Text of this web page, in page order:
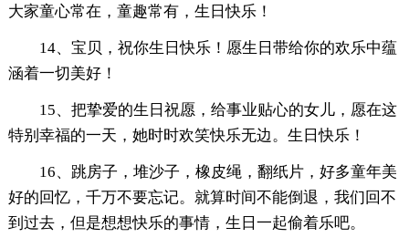
大家童心常在，童趣常有，生日快乐！
14、宝贝，祝你生日快乐！愿生日带给你的欢乐中蕴
涵着一切美好！
15、把挚爱的生日祝愿，给事业贴心的女儿，愿在这
特别幸福的一天，她时时欢笑快乐无边。生日快乐！
16、跳房子，堆沙子，橡皮绳，翻纸片，好多童年美
好的回忆，千万不要忘记。就算时间不能倒退，我们回不
到过去，但是想想快乐的事情，生日一起偷着乐吧。